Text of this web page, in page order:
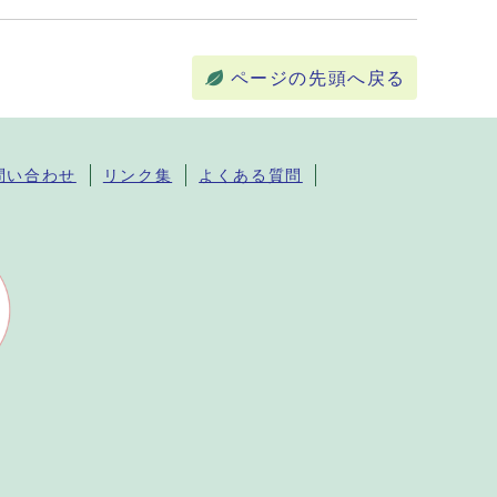
ページの先頭へ戻る
い合わせ リンク集 よくある質問